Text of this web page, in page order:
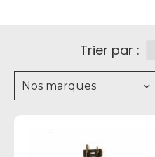
Trier par :
Nos marques